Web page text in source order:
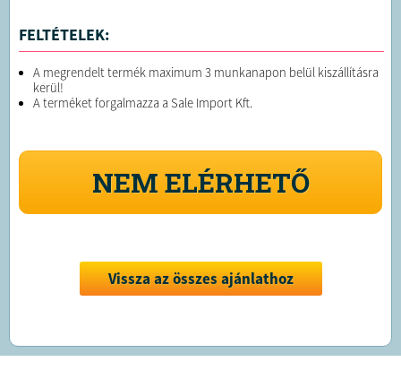
FELTÉTELEK:
A megrendelt termék maximum 3 munkanapon belül kiszállításra
kerül!
A terméket forgalmazza a Sale Import Kft.
NEM ELÉRHETŐ
Vissza az összes ajánlathoz